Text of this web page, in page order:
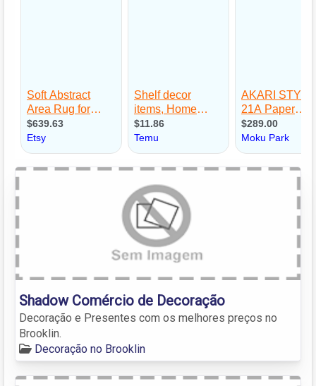
Shadow Comércio de Decoração
Decoração e Presentes com os melhores preços no
Brooklin.
Decoração no Brooklin